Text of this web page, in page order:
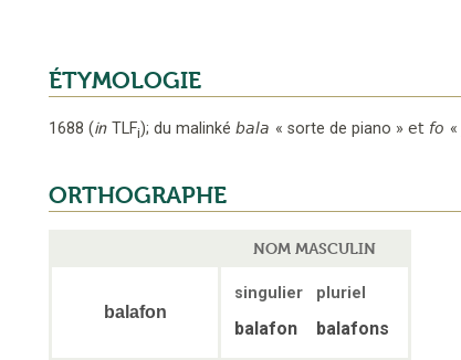
ÉTYMOLOGIE
1688 (in TLFi); du malinké bala « sorte de piano » et fo «
ORTHOGRAPHE
NOM MASCULIN
balafon
singulier pluriel
balafon balafons